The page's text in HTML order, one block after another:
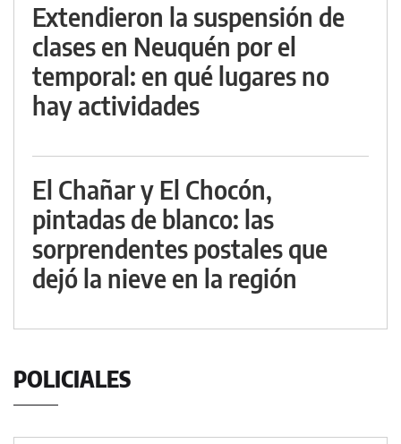
Extendieron la suspensión de
clases en Neuquén por el
temporal: en qué lugares no
hay actividades
El Chañar y El Chocón,
pintadas de blanco: las
sorprendentes postales que
dejó la nieve en la región
POLICIALES